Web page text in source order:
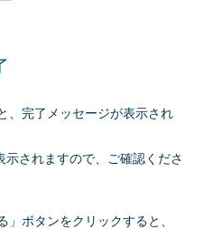
、完了メッセージが表示され
されますので、ご確認くださ
ボタンをクリックすると、